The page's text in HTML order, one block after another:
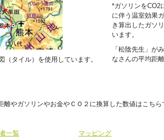
（タイル）を使用しています。
*ガソリンをCO2
に伴う温室効果
き算出したガソ
います。
「松陰先生」が
なさんの平均距
やガソリンやお金やＣＯ２に換算した数値はこちら
一覧
マッピング